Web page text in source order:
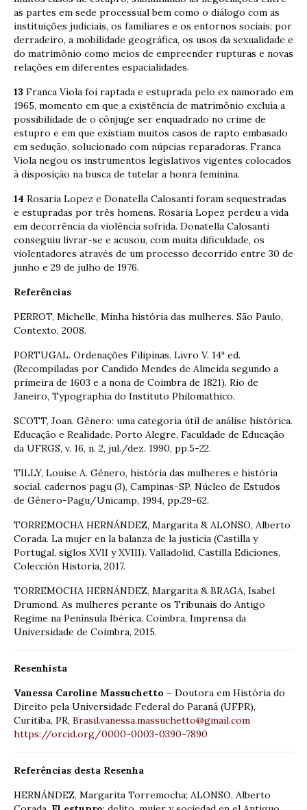
as partes em sede processual bem como o diálogo com as
instituições judiciais, os familiares e os entornos sociais; por
derradeiro, a mobilidade geográfica, os usos da sexualidade e
do matrimônio como meios de empreender rupturas e novas
relações em diferentes espacialidades.
13 Franca Viola foi raptada e estuprada pelo ex namorado em
1965, momento em que a existência de matrimônio excluía a
possibilidade de o cônjuge ser enquadrado no crime de
estupro e em que existiam muitos casos de rapto embasado
em sedução, solucionado com núpcias reparadoras. Franca
Viola negou os instrumentos legislativos vigentes colocados
à disposição na busca de tutelar a honra feminina.
14 Rosaria Lopez e Donatella Calosanti foram sequestradas
e estupradas por três homens. Rosaria Lopez perdeu a vida
em decorrência da violência sofrida. Donatella Calosanti
conseguiu livrar-se e acusou, com muita dificuldade, os
violentadores através de um processo decorrido entre 30 de
junho e 29 de julho de 1976.
Referências
PERROT, Michelle, Minha história das mulheres. São Paulo,
Contexto, 2008.
PORTUGAL. Ordenações Filipinas. Livro V. 14ª ed.
(Recompiladas por Candido Mendes de Almeida segundo a
primeira de 1603 e a nona de Coimbra de 1821). Rio de
Janeiro, Typographia do Instituto Philomathico.
SCOTT, Joan. Gênero: uma categoria útil de análise histórica.
Educação e Realidade. Porto Alegre, Faculdade de Educação
da UFRGS, v. 16, n. 2, jul./dez. 1990, pp.5-22.
TILLY, Louise A. Gênero, história das mulheres e história
social. cadernos pagu (3), Campinas-SP, Núcleo de Estudos
de Gênero-Pagu/Unicamp, 1994, pp.29-62.
TORREMOCHA HERNÁNDEZ, Margarita & ALONSO, Alberto
Corada. La mujer en la balanza de la justicia (Castilla y
Portugal, siglos XVII y XVIII). Valladolid, Castilla Ediciones,
Colección Historia, 2017.
TORREMOCHA HERNÁNDEZ, Margarita & BRAGA, Isabel
Drumond. As mulheres perante os Tribunais do Antigo
Regime na Península Ibérica. Coimbra, Imprensa da
Universidade de Coimbra, 2015.
Resenhista
Vanessa Caroline Massuchetto – Doutora em História do
Direito pela Universidade Federal do Paraná (UFPR),
Curitiba, PR, Brasil.vanessa.massuchetto@gmail.com
https://orcid.org/0000-0003-0390-7890
Referências desta Resenha
HERNÁNDEZ, Margarita Torremocha; ALONSO, Alberto